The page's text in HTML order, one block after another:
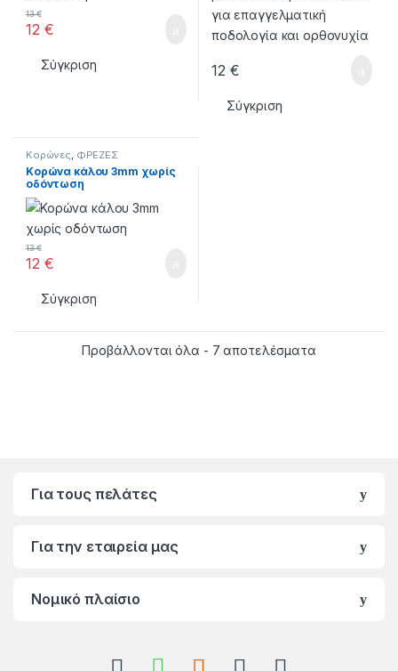
12 €
13€
Σύγκριση 12 €
Σύγκριση
Κορώνες, ΦΡΕΖΕΣ
Κορώνα κάλου 3mm χωρίς
οδόντωση
12 €
13€
Σύγκριση
Προβάλλονται όλα - 7 αποτελέσματα
Για τους πελάτες
Για την εταιρεία μας
Νομικό πλαίσιο